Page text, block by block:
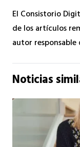
El Consistorio
de los artículos
autor responsable
Noticias